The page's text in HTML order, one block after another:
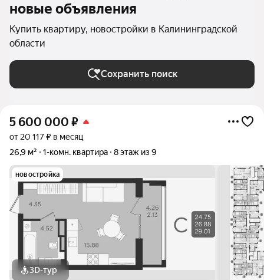
новые объявления
Купить квартиру, новостройки в Калининградской
области
Сохранить поиск
5 600 000 ₽
от 20 117 ₽ в месяц
26,9 м²
1-комн. квартира 8 этаж из 9
новостройка
3D-тур